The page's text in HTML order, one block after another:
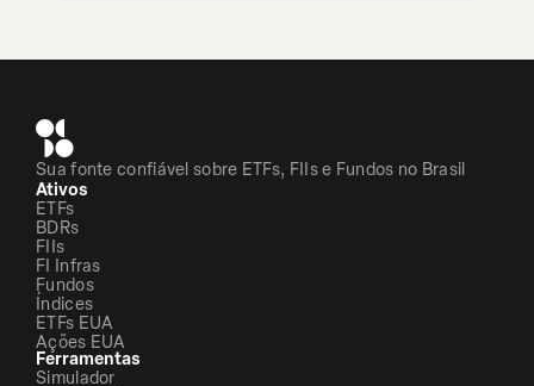
Sua fonte confiável sobre ETFs, FIIs e Fundos no Brasil
Ativos
ETFs
BDRs
FIIs
FI Infras
Fundos
Índices
ETFs EUA
Ações EUA
Ferramentas
Simulador